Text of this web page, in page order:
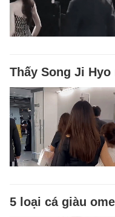
Thấy Song Ji
5 loại cá giàu